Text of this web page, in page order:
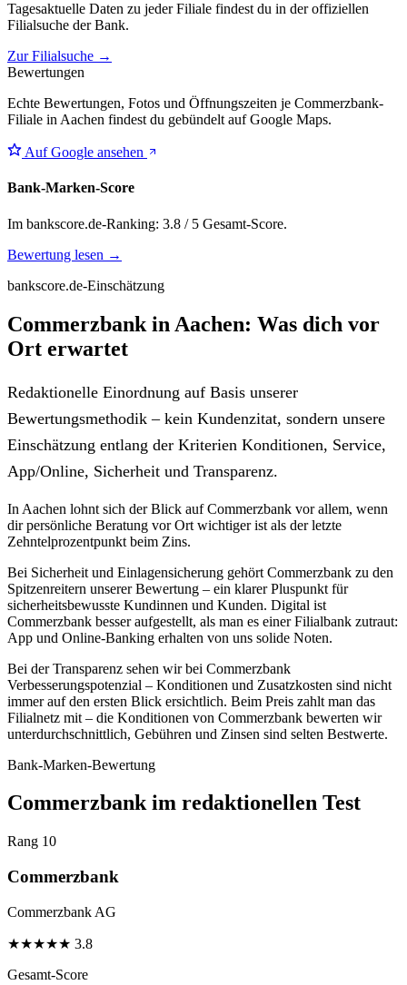
Tagesaktuelle Daten zu jeder Filiale findest du in der offiziellen
Filialsuche der Bank.
Zur Filialsuche →
Bewertungen
Echte Bewertungen, Fotos und Öffnungszeiten je Commerzbank-
Filiale in Aachen findest du gebündelt auf Google Maps.
Auf Google ansehen
Bank-Marken-Score
Im bankscore.de-Ranking: 3.8 / 5 Gesamt-Score.
Bewertung lesen →
bankscore.de-Einschätzung
Commerzbank in Aachen: Was dich vor
Ort erwartet
Redaktionelle Einordnung auf Basis unserer
Bewertungsmethodik – kein Kundenzitat, sondern unsere
Einschätzung entlang der Kriterien Konditionen, Service,
App/Online, Sicherheit und Transparenz.
In Aachen lohnt sich der Blick auf Commerzbank vor allem, wenn
dir persönliche Beratung vor Ort wichtiger ist als der letzte
Zehntelprozentpunkt beim Zins.
Bei Sicherheit und Einlagensicherung gehört Commerzbank zu den
Spitzenreitern unserer Bewertung – ein klarer Pluspunkt für
sicherheitsbewusste Kundinnen und Kunden. Digital ist
Commerzbank besser aufgestellt, als man es einer Filialbank zutraut:
App und Online-Banking erhalten von uns solide Noten.
Bei der Transparenz sehen wir bei Commerzbank
Verbesserungspotenzial – Konditionen und Zusatzkosten sind nicht
immer auf den ersten Blick ersichtlich. Beim Preis zahlt man das
Filialnetz mit – die Konditionen von Commerzbank bewerten wir
unterdurchschnittlich, Gebühren und Zinsen sind selten Bestwerte.
Bank-Marken-Bewertung
Commerzbank im redaktionellen Test
Rang 10
Commerzbank
Commerzbank AG
★★★★★ 3.8
Gesamt-Score